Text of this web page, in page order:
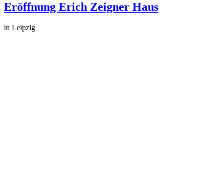
Eröffnung Erich Zeigner Haus
in Leipzig